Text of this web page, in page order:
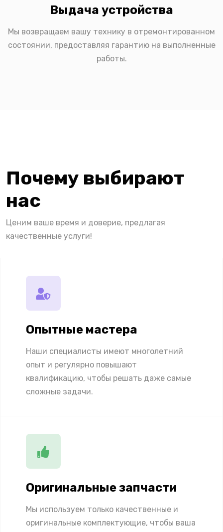
Выдача устройства
Мы возвращаем вашу технику в отремонтированном
состоянии, предоставляя гарантию на выполненные
работы.
Почему выбирают
нас
Ценим ваше время и доверие, предлагая
качественные услуги!
Опытные мастера
Наши специалисты имеют многолетний
опыт и регулярно повышают
квалификацию, чтобы решать даже самые
сложные задачи.
Оригинальные запчасти
Мы используем только качественные и
оригинальные комплектующие, чтобы ваша